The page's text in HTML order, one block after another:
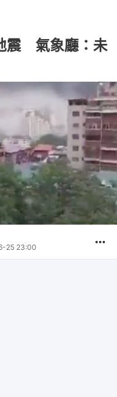
震 氣象廳：未
25 23:00